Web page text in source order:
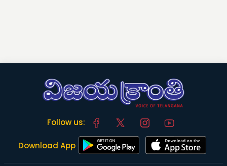
Follow us:
Download App